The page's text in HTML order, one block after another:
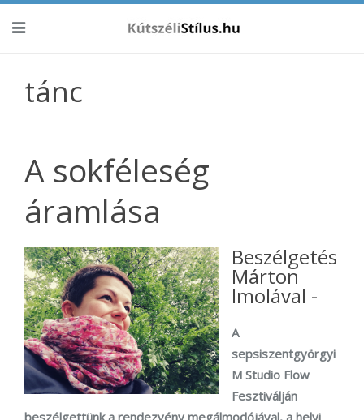
tánc
A sokféleség
áramlása
Beszélgetés
Márton
Imolával -
A
sepsiszentgyörgyi
M Studio Flow
Fesztiválján
beszélgettünk a rendezvény megálmodójával, a helyi